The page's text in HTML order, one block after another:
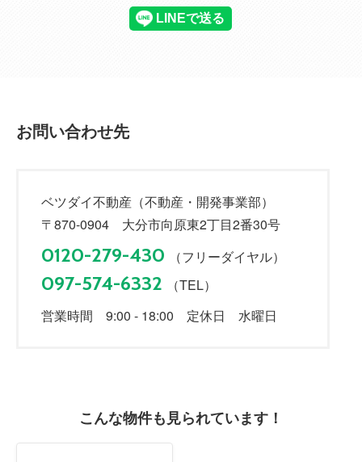
お問い合わせ先
ベツダイ不動産（不動産・開発事業部）
〒870-0904 大分市向原東2丁目2番30号
0120-279-430 （フリーダイヤル）
097-574-6332
（TEL）
営業時間 9:00 - 18:00 定休日 水曜日
こんな物件も見られています！